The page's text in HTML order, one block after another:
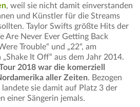
, weil sie nicht damit einverstanden
und Künstler für die Streams
Taylor Swifts größte Hits der
Are Never Ever Getting Back
Trouble“ und „22“, am
It Off“ aus dem Jahr 2014.
2018 war die komerziell
aller Zeiten. Bezogen
sie damit auf Platz 3 der
einer Sängerin jemals.